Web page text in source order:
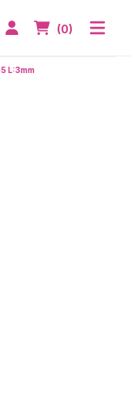
Acceder
Nº de
(0)
L:3mm